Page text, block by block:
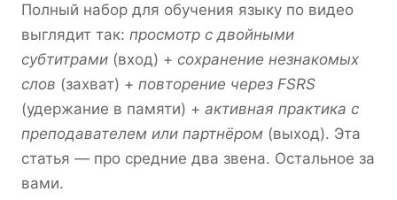
Полный набор для обучения языку по видео
выглядит так: просмотр с двойными
субтитрами (вход) + сохранение незнакомых
слов (захват) + повторение через FSRS
(удержание в памяти) + активная практика с
преподавателем или партнёром (выход). Эта
статья — про средние два звена. Остальное за
вами.